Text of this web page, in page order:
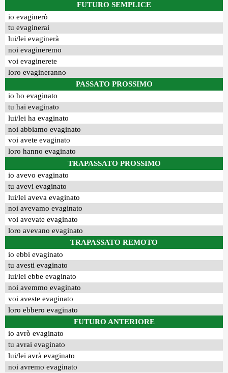
FUTURO SEMPLICE
io evaginerò
tu evaginerai
lui/lei evaginerà
noi evagineremo
voi evaginerete
loro evagineranno
PASSATO PROSSIMO
io ho evaginato
tu hai evaginato
lui/lei ha evaginato
noi abbiamo evaginato
voi avete evaginato
loro hanno evaginato
TRAPASSATO PROSSIMO
io avevo evaginato
tu avevi evaginato
lui/lei aveva evaginato
noi avevamo evaginato
voi avevate evaginato
loro avevano evaginato
TRAPASSATO REMOTO
io ebbi evaginato
tu avesti evaginato
lui/lei ebbe evaginato
noi avemmo evaginato
voi aveste evaginato
loro ebbero evaginato
FUTURO ANTERIORE
io avrò evaginato
tu avrai evaginato
lui/lei avrà evaginato
noi avremo evaginato